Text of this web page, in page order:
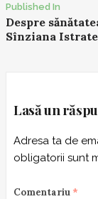
Post
navigation
Published In
Despre
Sînziana Istrate
Lasă un
Adresa ta de
obligatorii sunt
Comentariu *